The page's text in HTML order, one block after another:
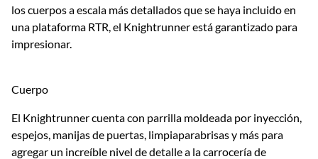
los cuerpos a escala más detallados que se haya incluido en
una plataforma RTR, el Knightrunner está garantizado para
impresionar.
Cuerpo
El Knightrunner cuenta con parrilla moldeada por inyección,
espejos, manijas de puertas, limpiaparabrisas y más para
agregar un increíble nivel de detalle a la carrocería de